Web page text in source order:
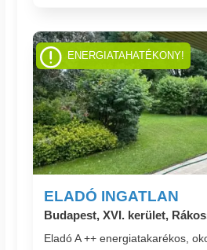
ELADÓ INGATLAN
Budapest, XVI. kerület,
Eladó A ++ energiatakarékos,
ENERGIATAHATÉKONY!